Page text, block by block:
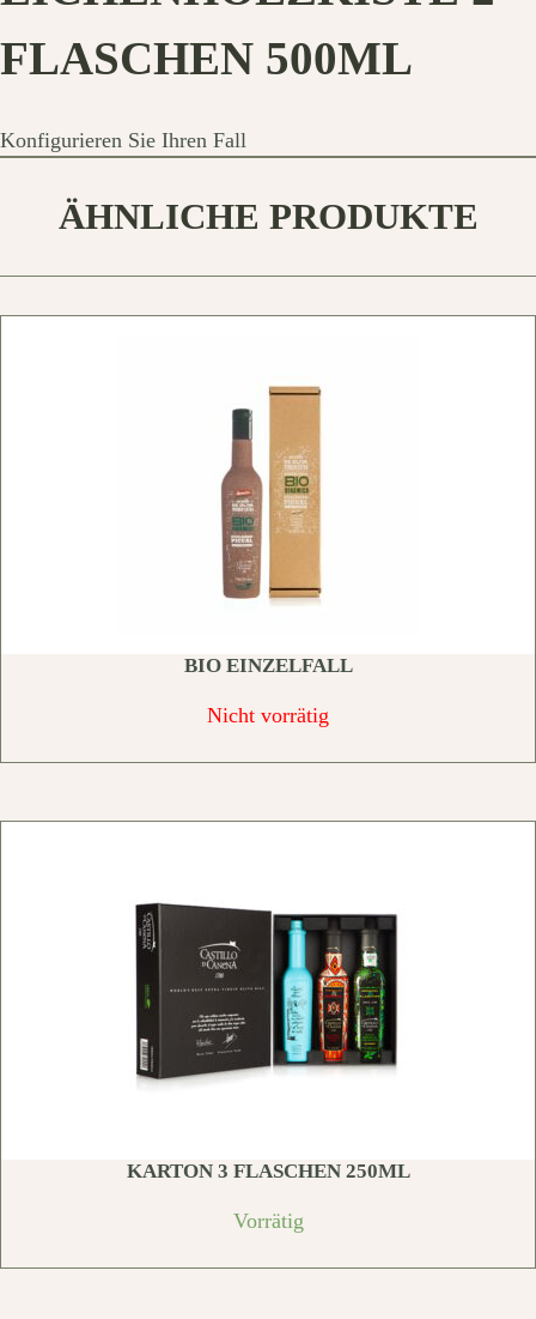
FLASCHEN 500ML
Konfigurieren Sie Ihren Fall
ÄHNLICHE PRODUKTE
BIO EINZELFALL
Nicht vorrätig
KARTON 3 FLASCHEN 250ML
Vorrätig